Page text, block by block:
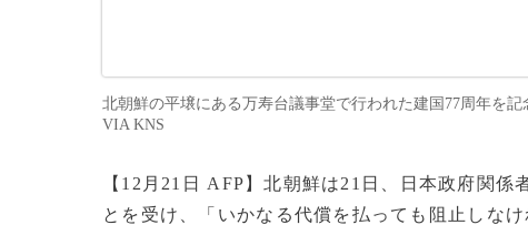
北朝鮮の平壌にある万寿台議事堂で行われた建国77周年を
VIA KNS
【12月21日 AFP】北朝鮮は21日、日本政府関
とを受け、「いかなる代償を払っても阻止しな